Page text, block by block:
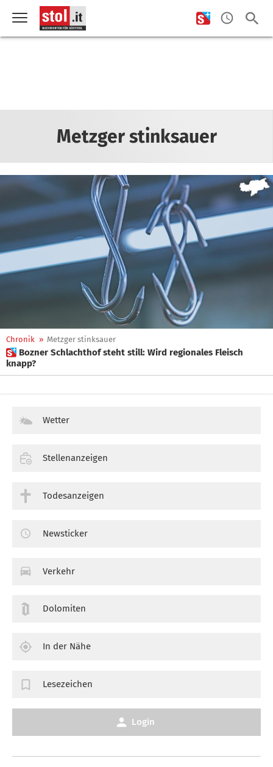
Metzger stinksauer
Chronik » Metzger stinksauer
 Bozner Schlachthof steht still: Wird regionales Fleisch
knapp?
Wetter
Stellenanzeigen
Todesanzeigen
Newsticker
Verkehr
Dolomiten
In der Nähe
Lesezeichen
Login